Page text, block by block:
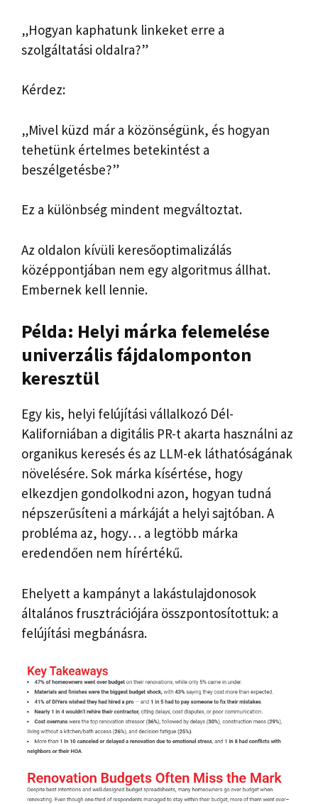
„Hogyan kaphatunk linkeket erre a
szolgáltatási oldalra?”
Kérdez:
„Mivel küzd már a közönségünk, és hogyan
tehetünk értelmes betekintést a
beszélgetésbe?”
Ez a különbség mindent megváltoztat.
Az oldalon kívüli keresőoptimalizálás
középpontjában nem egy algoritmus állhat.
Embernek kell lennie.
Példa: Helyi márka felemelése
univerzális fájdalomponton
keresztül
Egy kis, helyi felújítási vállalkozó Dél-
Kaliforniában a digitális PR-t akarta használni az
organikus keresés és az LLM-ek láthatóságának
növelésére. Sok márka kísértése, hogy
elkezdjen gondolkodni azon, hogyan tudná
népszerűsíteni a márkáját a helyi sajtóban. A
probléma az, hogy… a legtöbb márka
eredendően nem hírértékű.
Ehelyett a kampányt a lakástulajdonosok
általános frusztrációjára összpontosítottuk: a
felújítási megbánásra.